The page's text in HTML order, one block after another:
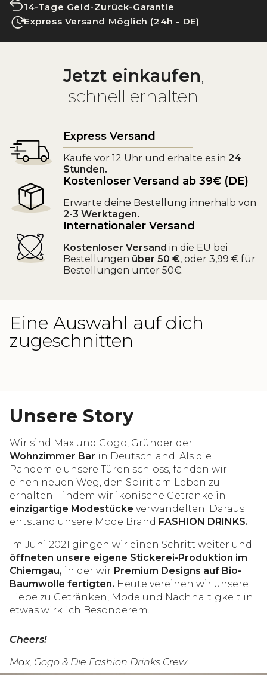
14-Tage Geld-Zurück-Garantie
Express Versand Möglich (24h - DE)
Jetzt einkaufen,
schnell erhalten
Express Versand
Kaufe vor 12 Uhr und erhalte es in 24
Stunden.
Kostenloser Versand ab 39€ (DE)
Erwarte deine Bestellung innerhalb von
2-3 Werktagen.
Internationaler Versand
Kostenloser Versand in die EU bei
Bestellungen über 50 €, oder 3,99 € für
Bestellungen unter 50€.
Eine Auswahl auf dich
zugeschnitten
Unsere Story
Wir sind Max und Gogo, Gründer der
Wohnzimmer Bar in Deutschland. Als die
Pandemie unsere Türen schloss, fanden wir
einen neuen Weg, den Spirit am Leben zu
erhalten – indem wir ikonische Getränke in
einzigartige Modestücke verwandelten. Daraus
entstand unsere Mode Brand FASHION DRINKS.
Im Juni 2021 gingen wir einen Schritt weiter und
öffneten unsere eigene Stickerei-Produktion im
Chiemgau, in der wir Premium Designs auf Bio-
Baumwolle fertigten. Heute vereinen wir unsere
Liebe zu Getränken, Mode und Nachhaltigkeit in
etwas wirklich Besonderem.
Cheers!
Max, Gogo & Die Fashion Drinks Crew